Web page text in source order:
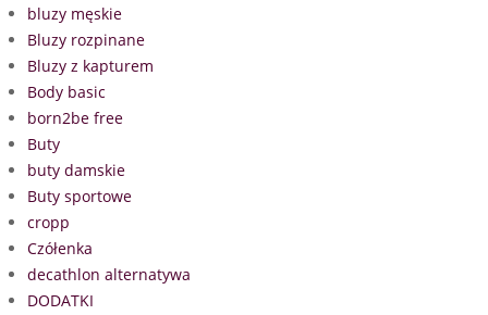
bluzy męskie
Bluzy rozpinane
Bluzy z kapturem
Body basic
born2be free
Buty
buty damskie
Buty sportowe
cropp
Czółenka
decathlon alternatywa
DODATKI